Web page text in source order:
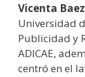
Vicenta
Universidad
Publicidad y
ADICAE,
centró en el